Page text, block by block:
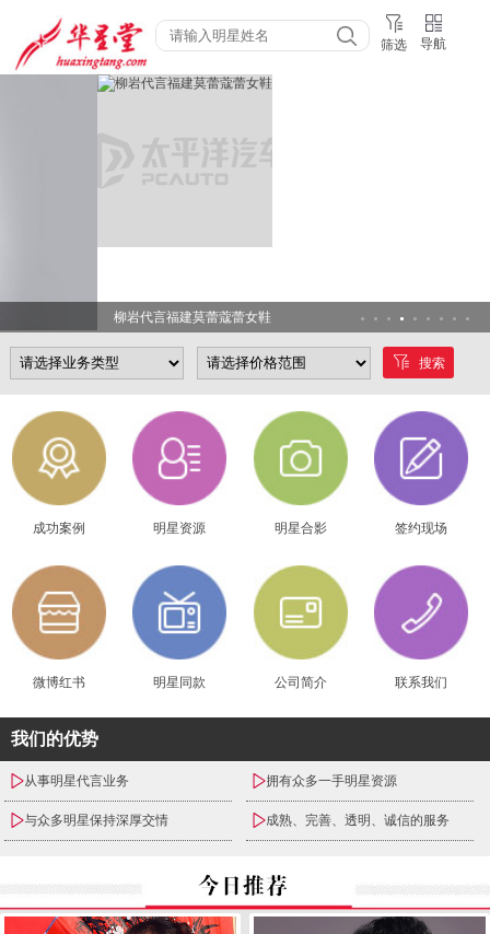
筛选 导航
柳岩代言福建莫蕾蔻蕾女鞋
搜索
成功案例 明星资源 明星合影 签约现场
微博红书 明星同款 公司简介 联系我们
我们的优势
从事明星代言业务 拥有众多一手明星资源
与众多明星保持深厚交情 成熟、完善、透明、诚信的服务